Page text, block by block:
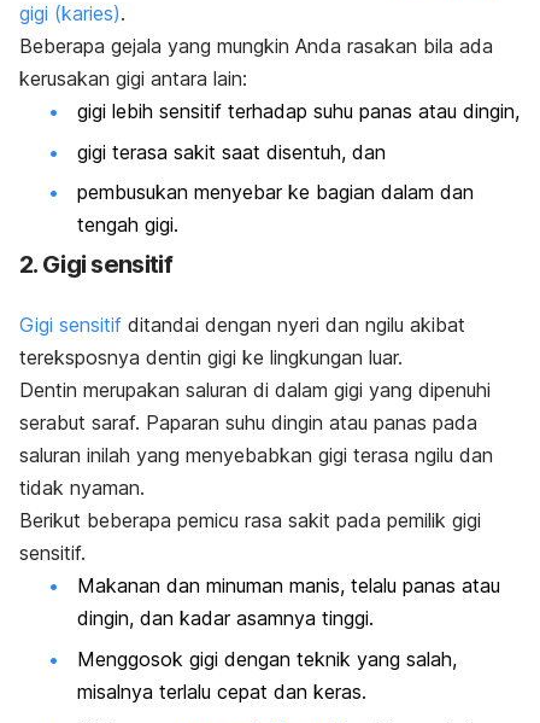
gigi (karies).
Beberapa gejala yang mungkin Anda rasakan bila ada
kerusakan gigi antara lain:
gigi lebih sensitif terhadap suhu panas atau dingin,
gigi terasa sakit saat disentuh, dan
pembusukan menyebar ke bagian dalam dan
tengah gigi.
2. Gigi sensitif
Gigi sensitif ditandai dengan nyeri dan ngilu akibat
tereksposnya dentin gigi ke lingkungan luar.
Dentin merupakan saluran di dalam gigi yang dipenuhi
serabut saraf. Paparan suhu dingin atau panas pada
saluran inilah yang menyebabkan gigi terasa ngilu dan
tidak nyaman.
Berikut beberapa pemicu rasa sakit pada pemilik gigi
sensitif.
Makanan dan minuman manis, telalu panas atau
dingin, dan kadar asamnya tinggi.
Menggosok gigi dengan teknik yang salah,
misalnya terlalu cepat dan keras.